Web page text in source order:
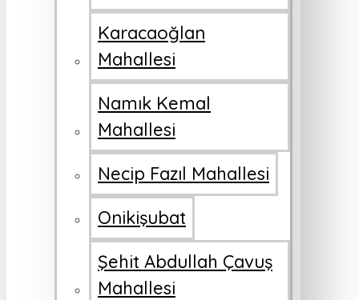
Karacaoğlan
Mahallesi
Namık Kemal
Mahallesi
Necip Fazıl Mahallesi
Onikişubat
Şehit Abdullah Çavuş
Mahallesi